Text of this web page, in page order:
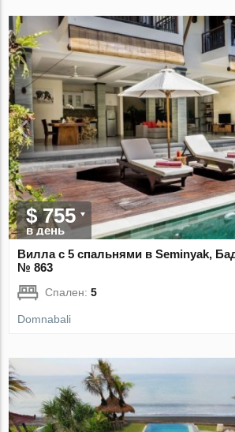
$ 755
в день
Вилла с 5 спальнями в Seminyak,
№ 863
Спален:5
Domnabali